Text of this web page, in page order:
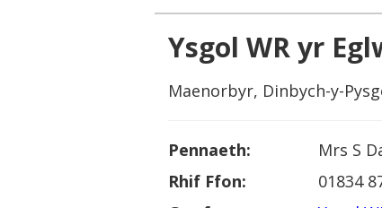
Ysgol WR yr
Maenorbyr, Dinbych-y-
Pennaeth:
Mrs S
Rhif Ffon:
01834